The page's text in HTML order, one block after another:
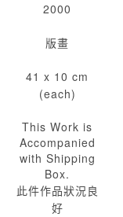
2000
版畫
41 x 10 cm
(each)
This Work is
Accompanied
with Shipping
Box.
此件作品狀況良
好